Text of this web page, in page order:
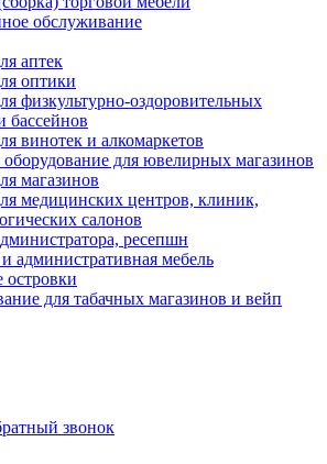
обслуживание
аптек
оптики
физкультурно-оздоровительных
бассейнов
винотек и алкомаркетов
оборудование для ювелирных магазинов
магазинов
медицинских центров, клиник,
салонов
ресепшн
административная мебель
островки
для табачных магазинов и вейп
звонок